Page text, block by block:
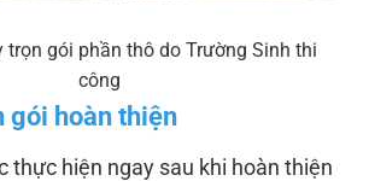
trọn gói phần thô do Trường Sinh thi
công
gói hoàn thiện
thực hiện ngay sau khi hoàn thiện